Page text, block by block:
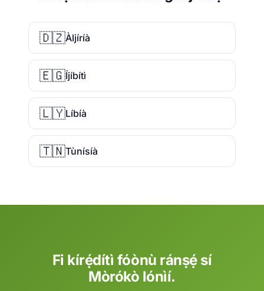
🇩🇿Àljíríà
🇪🇬Íjíbítì
🇱🇾Líbíà
🇹🇳Tùnísíà
Fi kírẹ́dítì fóònù ránṣẹ́ sí
Mòrókò lónìí.